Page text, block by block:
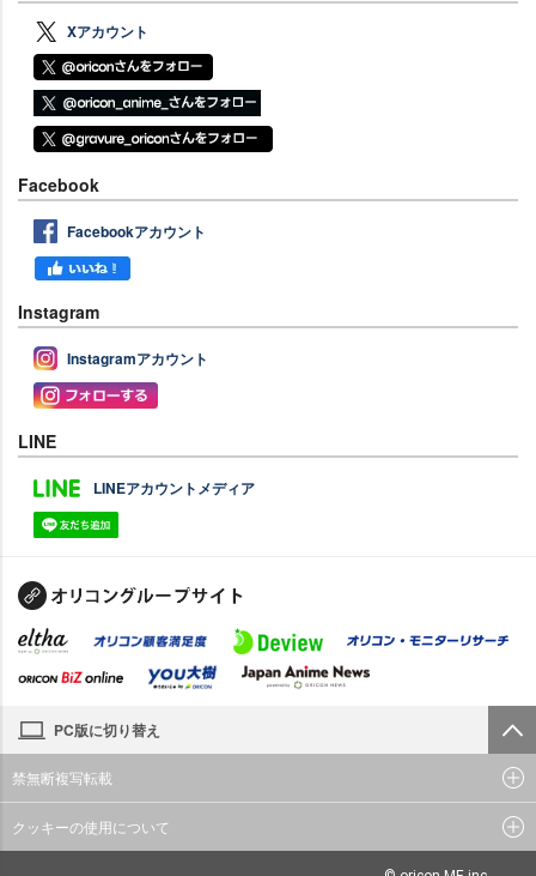
Xアカウント
Facebook
Facebookアカウント
Instagram
Instagramアカウント
LINE
LINEアカウントメディア
PC版に切り替え
禁無断複写転載
クッキーの使用について